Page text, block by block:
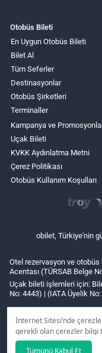
İnternet Sitesi’nde
gerekli olan çerezler bilgi
kullanılmaktadır.
Tümünü Kabul Et
Otobüs Bileti
En Uygun Otobüs Bileti
Bilet Al
Tüm Seferler
Destinasyonlar
Otobüs Şirketleri
Terminaller
Kampanya ve
Uçak Bileti
KVKK Aydınlatma Metni
Çerez Politikası
Otobüs Kullanım Koşulları
obilet, Türkiye'nin
Otel rezervasyon ve
Acentası (TÜRSAB Belge
Uçak bileti işlemleri için:
No: 4443) | (IATA Üyelik